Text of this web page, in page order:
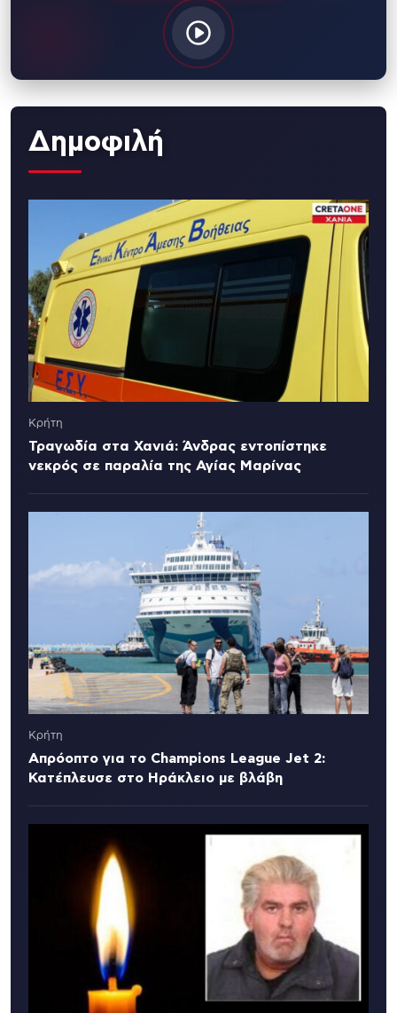
Δημοφιλή
Κρήτη
Τραγωδία στα Χανιά: Άνδρας εντοπίστηκε
νεκρός σε παραλία της Αγίας Μαρίνας
Κρήτη
Απρόοπτο για το Champions League Jet 2:
Κατέπλευσε στο Ηράκλειο με βλάβη